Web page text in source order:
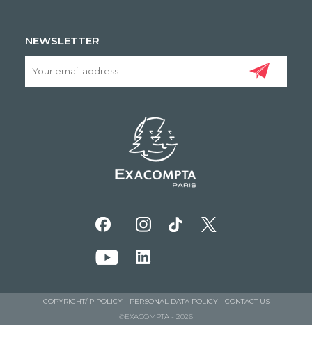
NEWSLETTER
©EXACOMPTA - 2026
COPYRIGHT/IP POLICY PERSONAL DATA POLICY CONTACT US